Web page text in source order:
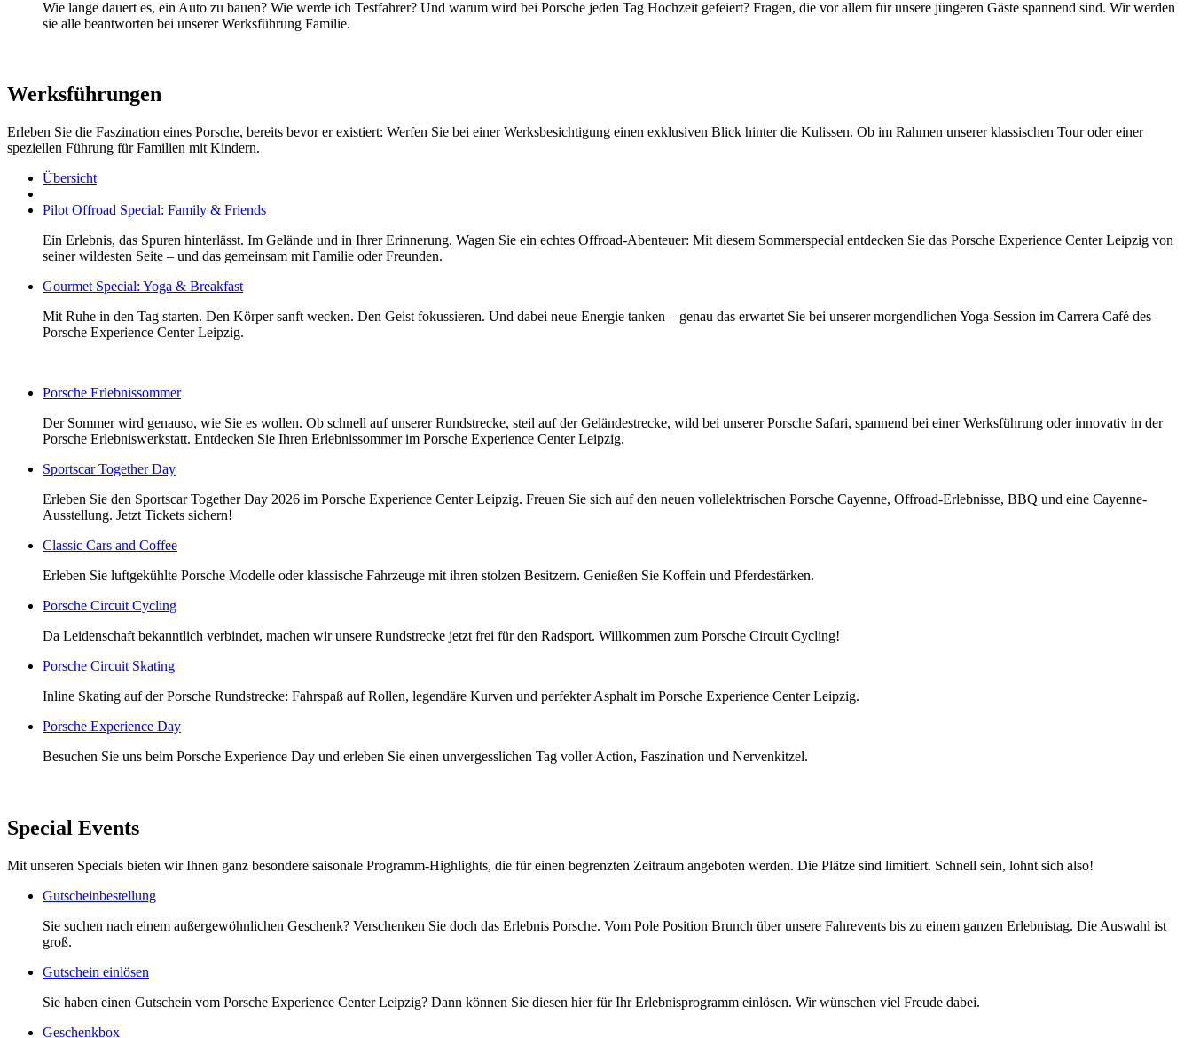
Wie lange dauert es, ein Auto zu bauen? Wie werde ich Testfahrer? Und warum wird bei Porsche jeden Tag Hochzeit gefeiert? Fragen, die vor allem für unsere jüngeren Gäste spannend sind. Wir werden
sie alle beantworten bei unserer Werksführung Familie.
Werksführungen
Erleben Sie die Faszination eines Porsche, bereits bevor er existiert: Werfen Sie bei einer Werksbesichtigung einen exklusiven Blick hinter die Kulissen. Ob im Rahmen unserer klassischen Tour oder einer
speziellen Führung für Familien mit Kindern.
Übersicht
Pilot Offroad Special: Family & Friends
Ein Erlebnis, das Spuren hinterlässt. Im Gelände und in Ihrer Erinnerung. Wagen Sie ein echtes Offroad-Abenteuer: Mit diesem Sommerspecial entdecken Sie das Porsche Experience Center Leipzig von
seiner wildesten Seite – und das gemeinsam mit Familie oder Freunden.
Gourmet Special: Yoga & Breakfast
Mit Ruhe in den Tag starten. Den Körper sanft wecken. Den Geist fokussieren. Und dabei neue Energie tanken – genau das erwartet Sie bei unserer morgendlichen Yoga-Session im Carrera Café des
Porsche Experience Center Leipzig.
Porsche Erlebnissommer
Der Sommer wird genauso, wie Sie es wollen. Ob schnell auf unserer Rundstrecke, steil auf der Geländestrecke, wild bei unserer Porsche Safari, spannend bei einer Werksführung oder innovativ in der
Porsche Erlebniswerkstatt. Entdecken Sie Ihren Erlebnissommer im Porsche Experience Center Leipzig.
Sportscar Together Day
Erleben Sie den Sportscar Together Day 2026 im Porsche Experience Center Leipzig. Freuen Sie sich auf den neuen vollelektrischen Porsche Cayenne, Offroad-Erlebnisse, BBQ und eine Cayenne-
Ausstellung. Jetzt Tickets sichern!
Classic Cars and Coffee
Erleben Sie luftgekühlte Porsche Modelle oder klassische Fahrzeuge mit ihren stolzen Besitzern. Genießen Sie Koffein und Pferdestärken.
Porsche Circuit Cycling
Da Leidenschaft bekanntlich verbindet, machen wir unsere Rundstrecke jetzt frei für den Radsport. Willkommen zum Porsche Circuit Cycling!
Porsche Circuit Skating
Inline Skating auf der Porsche Rundstrecke: Fahrspaß auf Rollen, legendäre Kurven und perfekter Asphalt im Porsche Experience Center Leipzig.
Porsche Experience Day
Besuchen Sie uns beim Porsche Experience Day und erleben Sie einen unvergesslichen Tag voller Action, Faszination und Nervenkitzel.
Special Events
Mit unseren Specials bieten wir Ihnen ganz besondere saisonale Programm-Highlights, die für einen begrenzten Zeitraum angeboten werden. Die Plätze sind limitiert. Schnell sein, lohnt sich also!
Gutscheinbestellung
Sie suchen nach einem außergewöhnlichen Geschenk? Verschenken Sie doch das Erlebnis Porsche. Vom Pole Position Brunch über unsere Fahrevents bis zu einem ganzen Erlebnistag. Die Auswahl ist
groß.
Gutschein einlösen
Sie haben einen Gutschein vom Porsche Experience Center Leipzig? Dann können Sie diesen hier für Ihr Erlebnisprogramm einlösen. Wir wünschen viel Freude dabei.
Geschenkbox